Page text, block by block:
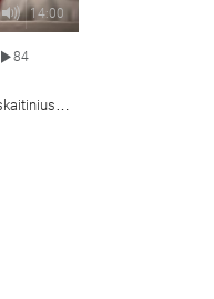
14:00
84